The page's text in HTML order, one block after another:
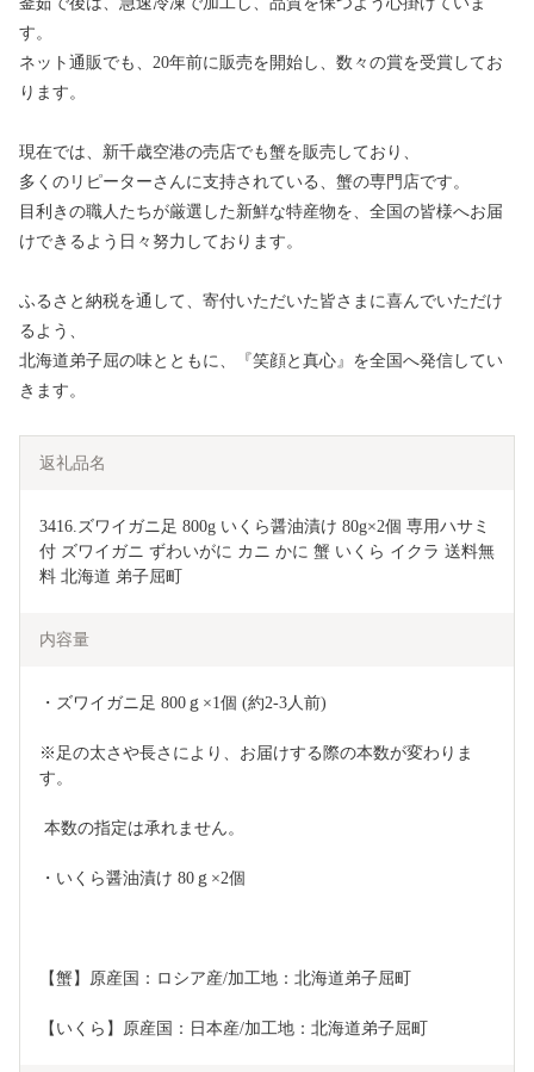
す。
ネット通販でも、20年前に販売を開始し、数々の賞を受賞してお
ります。
現在では、新千歳空港の売店でも蟹を販売しており、
多くのリピーターさんに支持されている、蟹の専門店です。
目利きの職人たちが厳選した新鮮な特産物を、全国の皆様へお届
けできるよう日々努力しております。
ふるさと納税を通して、寄付いただいた皆さまに喜んでいただけ
るよう、
北海道弟子屈の味とともに、『笑顔と真心』を全国へ発信してい
きます。
返礼品名
3416.ズワイガニ足 800g いくら醤油漬け 80g×2個 専用ハサミ
付 ズワイガニ ずわいがに カニ かに 蟹 いくら イクラ 送料無
料 北海道 弟子屈町
内容量
・ズワイガニ足 800ｇ×1個 (約2-3人前)
※足の太さや長さにより、お届けする際の本数が変わりま
す。
本数の指定は承れません。
・いくら醤油漬け 80ｇ×2個
【蟹】原産国：ロシア産/加工地：北海道弟子屈町
【いくら】原産国：日本産/加工地：北海道弟子屈町